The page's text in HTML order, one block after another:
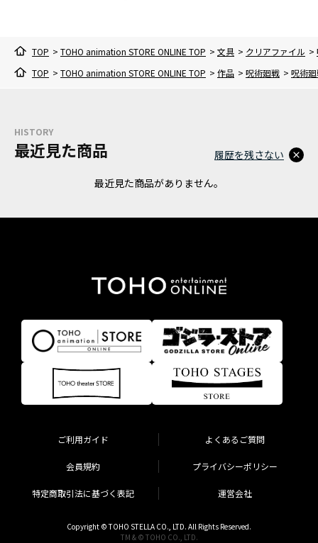
TOP > TOHO animation STORE ONLINE TOP > 文具 > クリアファイル >
TOP > TOHO animation STORE ONLINE TOP > 作品 > 呪術廻戦 > 呪術
HISTORY
最近見た商品
最近見た商品がありません。
履歴を残さない
ご利用ガイド よくあるご質問
会員規約 プライバシーポリシー
特定商取引法に基づく表記 運営会社
Copyright © TOHO STELLA CO., LTD. All Rights Reserved.
TM & © TOHO CO., LTD.